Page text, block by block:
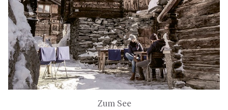
Zum See